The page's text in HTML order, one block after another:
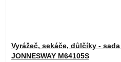
Vyrážeč, sekáče, důlčíky -
JONNESWAY M64105S